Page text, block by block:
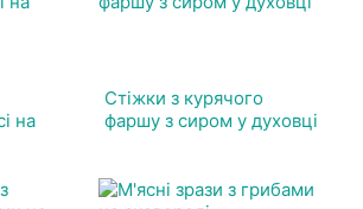
на
Стіжки з курячого
фаршу з сиром у духовці